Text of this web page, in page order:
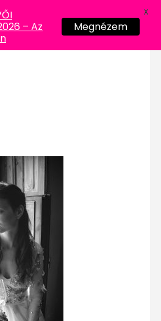
– Az
Megnézem
X